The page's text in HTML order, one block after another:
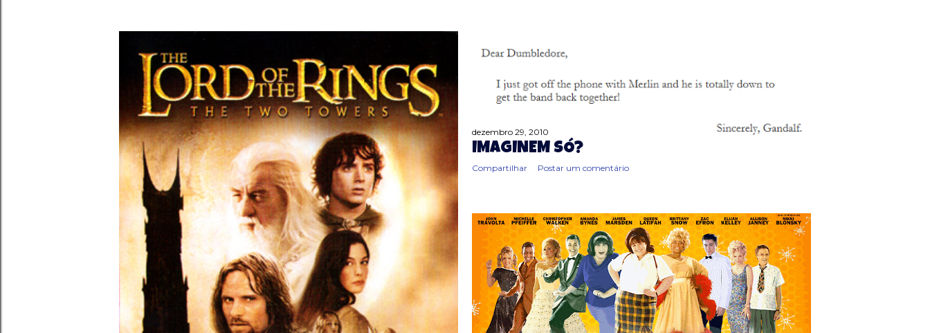
dezembro 29, 2010
IMAGINEM SÓ?
Compartilhar Postar um comentário